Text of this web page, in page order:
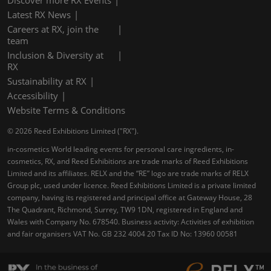
Latest RX News
Careers at RX, join the
team
Inclusion & Diversity at
RX
Sustainability at RX
Accessibility
Website Terms & Conditions
© 2026 Reed Exhibitions Limited ("RX").
in-cosmetics World leading events for personal care ingredients, in-
cosmetics, RX, and Reed Exhibitions are trade marks of Reed Exhibitions
Limited and its affiliates. RELX and the “RE” logo are trade marks of RELX
Group plc, used under licence. Reed Exhibitions Limited is a private limited
company, having its registered and principal office at Gateway House, 28
The Quadrant, Richmond, Surrey, TW9 1DN, registered in England and
Wales with Company No. 678540. Business activity: Activities of exhibition
and fair organisers VAT No. GB 232 4004 20 Tax ID No: 13960 00581